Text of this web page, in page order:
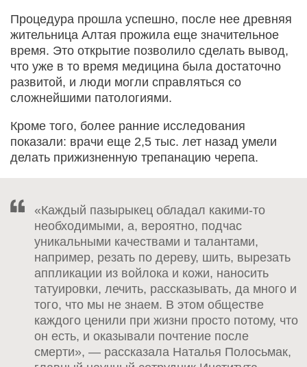
Процедура прошла успешно, после нее древняя
жительница Алтая прожила еще значительное
время. Это открытие позволило сделать вывод,
что уже в то время медицина была достаточно
развитой, и люди могли справляться со
сложнейшими патологиями.
Кроме того, более ранние исследования
показали: врачи еще 2,5 тыс. лет назад умели
делать прижизненную трепанацию черепа.
«Каждый пазырыкец обладал какими-то
необходимыми, а, вероятно, подчас
уникальными качествами и талантами,
например, резать по дереву, шить, вырезать
аппликации из войлока и кожи, наносить
татуировки, лечить, рассказывать, да много и
того, что мы не знаем. В этом обществе
каждого ценили при жизни просто потому, что
он есть, и оказывали почтение после
смерти», — рассказала Наталья Полосьмак,